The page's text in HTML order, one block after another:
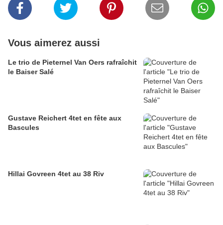
Vous aimerez aussi
Le trio de Pieternel Van Oers rafraîchit
le Baiser Salé
Gustave Reichert 4tet en fête aux
Bascules
Hillai Govreen 4tet au 38 Riv